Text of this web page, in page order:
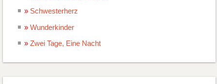
Schwesterherz
Wunderkinder
Zwei Tage, Eine Nacht